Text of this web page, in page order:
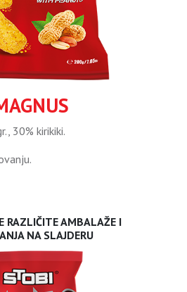
30% kirikiki.
RAZLIČITE AMBALAŽE I
NA SLAJDERU